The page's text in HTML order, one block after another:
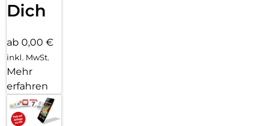
Dich
ab 0,00 €
inkl. MwSt.
Mehr
erfahren